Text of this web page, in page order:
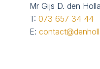
Mr Gijs D. den
T: 073 657 34 44
E: